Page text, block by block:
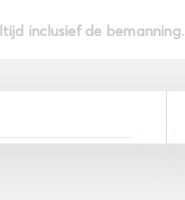
inclusief de bemanning.